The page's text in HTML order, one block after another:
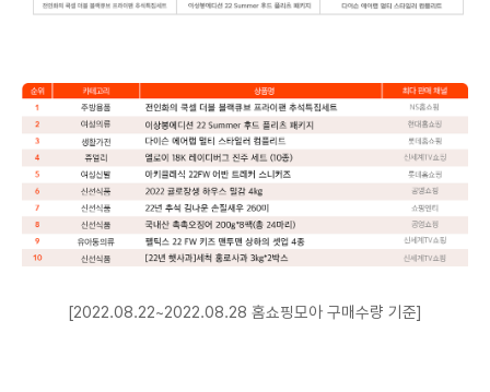
[2022.08.22~2022.08.28 홈쇼핑모아 구매수량 기준]